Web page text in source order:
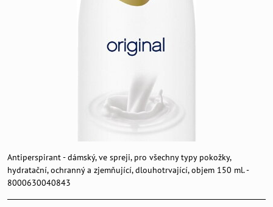
Antiperspirant - dámský, ve spreji, pro všechny typy pokožky,
hydratační, ochranný a zjemňující, dlouhotrvající, objem 150 ml. -
8000630040843